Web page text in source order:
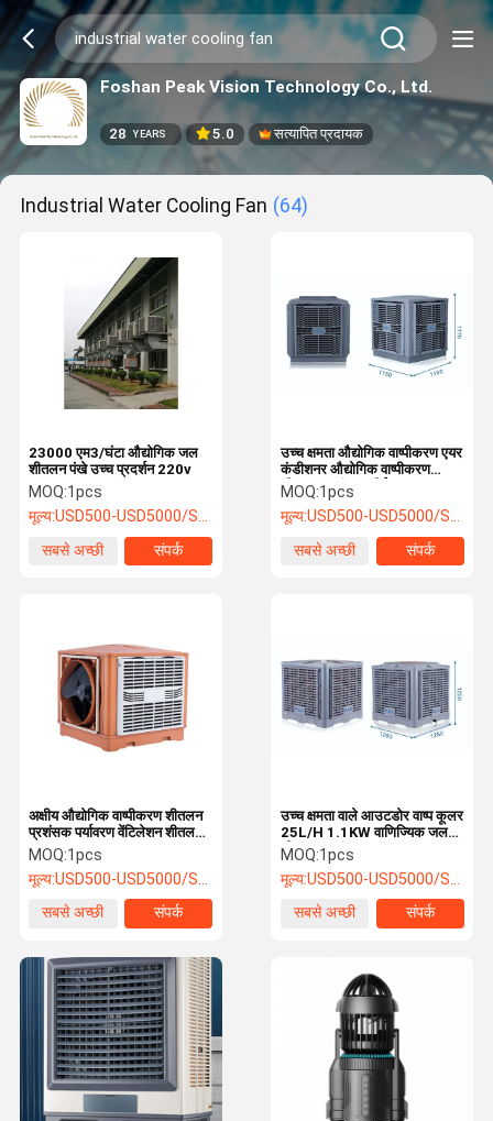
Foshan Peak Vision Technology Co., Ltd.
28 YEARS 5.0 सत्यापित प्रदायक
Industrial Water Cooling Fan (64)
23000 एम3/घंटा औद्योगिक जल
शीतलन पंखे उच्च प्रदर्शन 220v
MOQ:1pcs
मूल्य:USD500-USD5000/SET
सबसे अच्छी
संपर्क
उच्च क्षमता औद्योगिक वाष्पीकरण एयर
कंडीशनर औद्योगिक वाष्पीकरण
शीतलन प्रशंसक सीई
MOQ:1pcs
मूल्य:USD500-USD5000/SET
सबसे अच्छी
संपर्क
अक्षीय औद्योगिक वाष्पीकरण शीतलन
प्रशंसक पर्यावरण वेंटिलेशन शीतलन
समाधान
MOQ:1pcs
मूल्य:USD500-USD5000/SET
सबसे अच्छी
संपर्क
उच्च क्षमता वाले आउटडोर वाष्प कूलर
25L/H 1.1KW वाणिज्यिक जल
शीतलन प्रशंसक
MOQ:1pcs
मूल्य:USD500-USD5000/SET
सबसे अच्छी
संपर्क